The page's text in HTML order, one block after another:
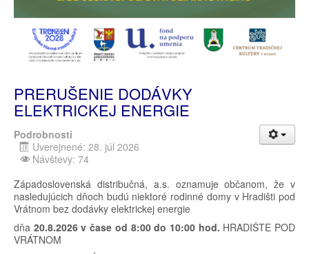
PRERUŠENIE DODÁVKY
ELEKTRICKEJ ENERGIE
Podrobnosti
Uverejnené: 28. júl 2026
Návštevy: 74
Západoslovenská distribučná, a.s. oznamuje občanom, že v
nasledujúcich dňoch budú niektoré rodinné domy v Hradišti pod
Vrátnom bez dodávky elektrickej energie
dňa 20.8.2026 v čase od 8:00 do 10:00 hod. HRADIŠTE POD
VRÁTNOM